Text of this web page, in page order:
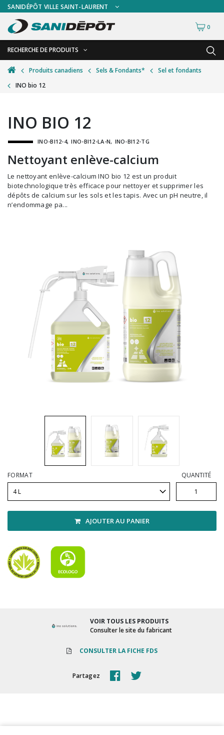
SANIDÉPÔT VILLE SAINT-LAURENT
0
RECHERCHE DE PRODUITS
RETOUR
Accessoires de sécurité
Accessoires pour le lavage de mur
Accessoires pour salles de bain
Alimentaire
Autres accessoires
Balais et porte-poussières
Chariots et manutention
Distributrices et supports
Grattoirs, moutons et racloirs pour vitres/planchers
Guenilles et éponges
Hygiène personnelle
Microfibres et linges divers
Vadrouilles, manches et cadres
RETOUR
Gants
Plexiglas
Signalisations
Test de diagnostic
Thermomètre
Vêtements de sécurité
Produits canadiens Sels & Fondants*
Sel et fondants
INO bio 12
INO BIO 12
INO-BI12-4 INO-BI12-LA-N INO-BI12-TG
Nettoyant enlève-calcium
Le nettoyant enlève-calcium INO bio 12 est un produit
biotechnologique très efficace pour nettoyer et supprimer les
dépôts de calcium sur les sols et les tapis. Avec un pH neutre, il
n’endommage pa...
FORMAT QUANTITÉ
AJOUTER AU PANIER
VOIR TOUS LES PRODUITS
Consulter le site du fabricant
CONSULTER LA FICHE FDS
Partagez